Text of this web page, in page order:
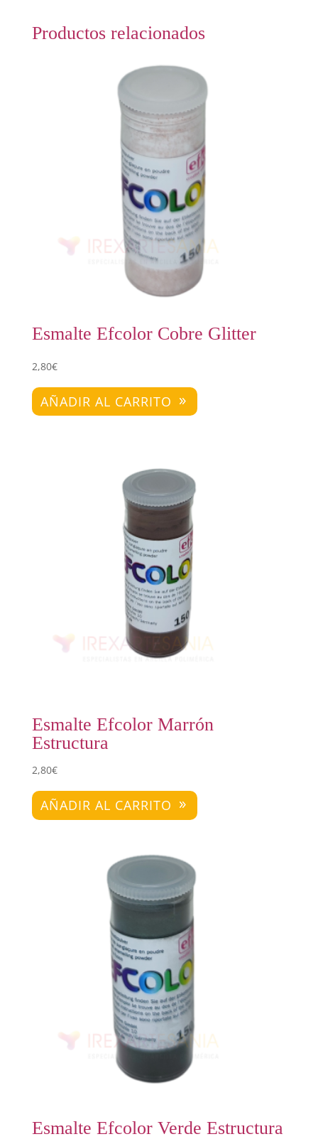
Productos relacionados
Esmalte Efcolor Cobre Glitter
2,80€
AÑADIR AL CARRITO
Esmalte Efcolor Marrón
Estructura
2,80€
AÑADIR AL CARRITO
Esmalte Efcolor Verde Estructura